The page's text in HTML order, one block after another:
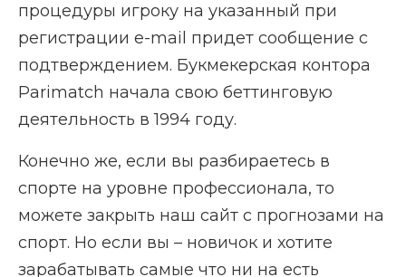
процедуры игроку на указанный при
регистрации e-mail придет сообщение с
подтверждением. Букмекерская контора
Parimatch начала свою беттинговую
деятельность в 1994 году.
Конечно же, если вы разбираетесь в
спорте на уровне профессионала, то
можете закрыть наш сайт с прогнозами на
спорт. Но если вы – новичок и хотите
зарабатывать самые что ни на есть